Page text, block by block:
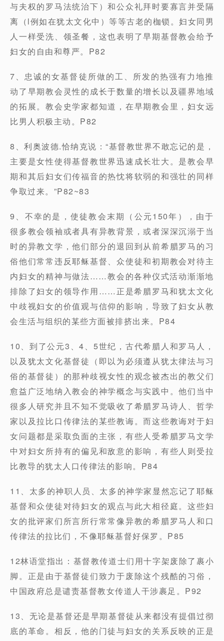
与夫权的罗马法统治下）和公众礼拜时要寡言并受隔
离（l例如在犹太文化中）等等古老的枷锁。妇女同男
人一样受洗、领圣餐，这也表明了早期基督教会给予
妇女的自由和尊严。P82
7、忠诚的女基督徒所做的工、所发的热强有力地推
动了早期教会灵性的成长于数量的增长以及疆界地域
的拓展。教会史学家都知道，在早期教会里，妇女远
比男人积极主动。P82
8、利奥波德.恰纳克说：“基督教世界不敢忘记的是，
主要是女性使得基督教世界迅速成长壮大。是教会早
期和其后妇女们传福音的热忱将软弱的和强壮的同样
争取过来。”P82~83
9、不幸的是，使徒教会末期（公元150年），由于
很多教会领袖或者具有异教背景，或者深深沉溺于当
时的异教文学，他们部分的退回到从前希腊罗马的习
俗他们常常违反耶稣基督、众使徒和初期教会对待主
内妇女的精神与做法……教会的各种仪式活动渐渐地
排除了妇女的领导作用……正是希腊罗马和犹太文化
中歧视妇女的价值观与信仰的影响，导致了妇女从教
会生活与组织的某些方面被排挤出来。P84
10、到了公元3、4、5世纪，古代希腊人和罗马人，
以及犹太文化基督徒（即以为必须遵从犹太律法与习
俗的基督徒）的那种歧视女性的观念被杰出的教父们
愈益广泛地纳入教会的神学概念与实践中。他们当中
很多人研究并且不知不觉吸收了希腊罗马诗人、哲学
家以及拉比口传律法的某些教诲。而这些教诲对于妇
女问题都是采取负面的主张，有些人受希腊罗马文学
中对妇女所持有的偏见和敌意的影响，有些人则受拉
比教导的犹太人口传律法的影响。P84
11、太多的神职人员、太多的神学家显然忘记了耶稣
基督和众使徒对待妇女的观点与此大相径庭。这些妇
女的批评家们所言所行常常像异教的希腊罗马人和口
传律法的拉比们，不像耶稣基督好保罗。P85
12林语堂指出：基督教传道士们用十字架废除了裹小
脚。正是由于基督徒们致力于废除这个残酷的习俗，
中国政府总是谴责基督教女传道人干涉裹足。P92
13、无论是基督还是早期基督徒从来都没有提倡过彻
底的革命。相反，他的门徒与妇女的关系反映的正是